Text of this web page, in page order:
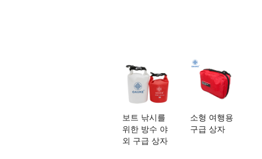
보트 낚시를
위한 방수 야
외 구급 상자
소형 여행용
구급 상자